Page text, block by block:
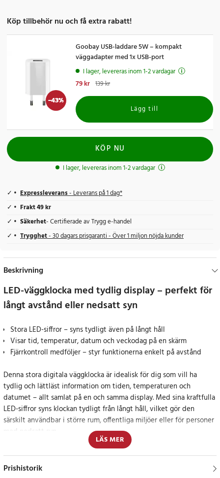
Köp tillbehör nu och få extra rabatt!
-43%
Goobay USB-laddare 5W – kompakt
väggadapter med 1x USB-port
I lager, levereras inom 1-2 vardagar
Nuvarande pris
79 kr 139 kr
Lägg till
KÖP NU
I lager, levereras inom 1-2 vardagar
Expressleverans- Leverans på 1 dag*
Frakt 49 kr
Säkerhet- Certifierade av Trygg e-handel
Trygghet- 30 dagars prisgaranti - Över 1 miljon nöjda kunder
Beskrivning
LED-väggklocka med tydlig display – perfekt för
långt avstånd eller nedsatt syn
Stora LED-siffror – syns tydligt även på långt håll
Visar tid, temperatur, datum och veckodag på en skärm
Fjärrkontroll medföljer – styr funktionerna enkelt på avstånd
Denna stora digitala väggklocka är idealisk för dig som vill ha
tydlig och lättläst information om tiden, temperaturen och
datumet – allt samlat på en och samma display. Med sina kraftfulla
LED-siffror syns klockan tydligt från långt håll, vilket gör den
särskilt användbar i större rum, offentliga miljöer eller för personer
med nedsatt syn.
Flera funktioner i en stilren enhet
LÄS MER
Prishistorik